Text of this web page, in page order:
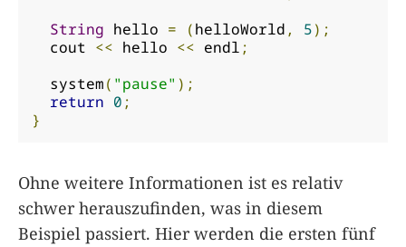
String hello = (helloWorld , 5);
  cout
<< hello << endl ;
  system
( "pause" );
return 0 ;
}
Ohne weitere Informationen ist es relativ
schwer herauszufinden, was in diesem
Beispiel passiert. Hier werden die ersten fünf